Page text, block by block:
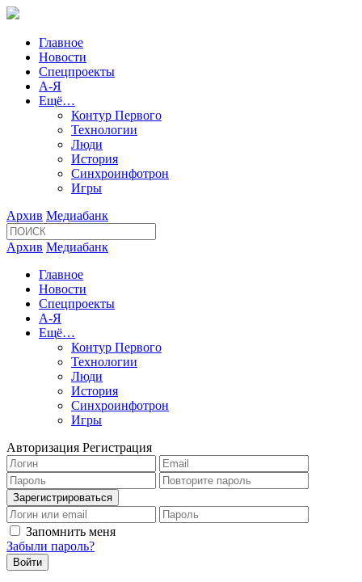
Главное
Новости
Спецпроекты
А-Я
Ещё…
Контур Первого
Технологии
Люди
История
Синхроинфотрон
Игры
Архив Медиабанк
Архив Медиабанк
Главное
Новости
Спецпроекты
А-Я
Ещё…
Контур Первого
Технологии
Люди
История
Синхроинфотрон
Игры
Авторизация Регистрация
Запомнить меня
Забыли пароль?